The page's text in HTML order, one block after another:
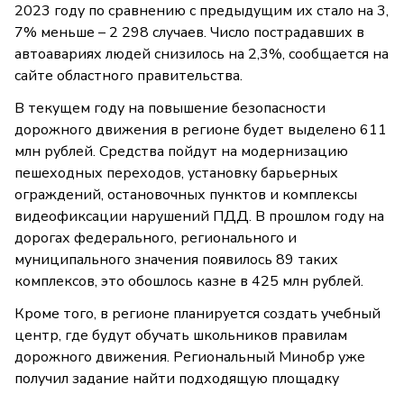
2023 году по сравнению с предыдущим их стало на 3,
7% меньше – 2 298 случаев. Число пострадавших в
автоавариях людей снизилось на 2,3%, сообщается на
сайте областного правительства.
В текущем году на повышение безопасности
дорожного движения в регионе будет выделено 611
млн рублей. Средства пойдут на модернизацию
пешеходных переходов, установку барьерных
ограждений, остановочных пунктов и комплексы
видеофиксации нарушений ПДД. В прошлом году на
дорогах федерального, регионального и
муниципального значения появилось 89 таких
комплексов, это обошлось казне в 425 млн рублей.
Кроме того, в регионе планируется создать учебный
центр, где будут обучать школьников правилам
дорожного движения. Региональный Минобр уже
получил задание найти подходящую площадку